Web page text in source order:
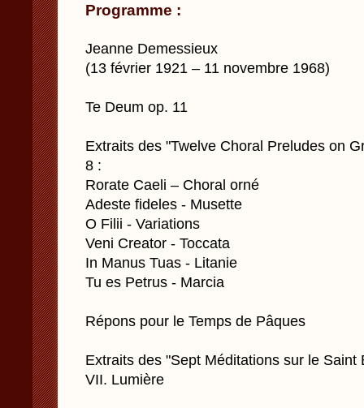
Programme :
Jeanne Demessieux
(13 février 1921 – 11 novembre 1968)
Te Deum op. 11
Extraits des "Twelve Choral Preludes on
8 :
Rorate Caeli – Choral orné
Adeste fideles - Musette
O Filii - Variations
Veni Creator - Toccata
In Manus Tuas - Litanie
Tu es Petrus - Marcia
Répons pour le Temps de Pâques
Extraits des "Sept Méditations sur le Saint
VII. Lumière